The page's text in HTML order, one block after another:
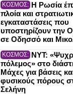
ΚΟΣΜΟΣ: Η Ρωσία
πλοία και
εγκαταστάσεις που
υποστηρίζουν την
σε Οδησσό και
ΚΟΣΜΟΣ: NYT:
πόλεμος» στο
Μάχες για βάσεις
φυσικούς πόρους
Σελήνη